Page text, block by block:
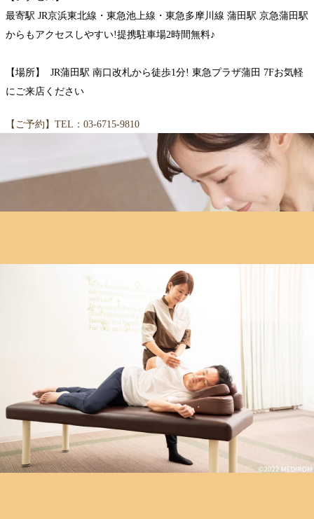
最寄駅 JR京浜東北線・東急池上線・東急多摩川線 蒲田駅 京急蒲田駅
からもアクセスしやすい!提携駐車場2時間無料♪
【場所】 JR蒲田駅 南口改札から徒歩1分! 東急プラザ蒲田 7Fお気軽
にご来店ください
【ご予約】TEL：03-6715-9810
最近のブログ
7月24日(金) のご案内状況☆彡
こんにちは! Re.Ra.Ku東急プラザ蒲田店です!! 今日は『スポ
ーツアロマの日』☆彡2020年（令和2年）のこの日にスポー
ツの祭典「東京オリンピック」が開幕する予定だったことか
ら制定されました。 スポーツアロママッサージを通して、
スポーツをする子どもたち、競技者、スポーツ愛好家の人た
ちのケガの予防、スポーツケアの大切さを普及させることが
目的です。アロマテラピーに使用される精油の薬理成分は、
皮膚を介して身体に作用すると言われています。 ケガ予防:
運動前に筋肉や腱を柔らかくし、体を動きやすくする 疲労
回復: 運動後の緊張した筋肉をほぐし、疲労の蓄積を防ぐ リ
7月22日(水)のご案内状況☆彡
こんにちは! Re.Ra.Ku東急プラザ蒲田店です!! 梅雨も明けて
花火大会の開催も増えますね(^^)/ 花火には無病息災と魂の
癒しを神に願うという意味があるとされていますが、心身に
も様々な良い効果をもたらすといわれています。 花火の光
や音や揺らぎには、人間の心臓の鼓動と同じリズムであった
2026.07.22
7月8日(水) 本日のご案内状況☆彡